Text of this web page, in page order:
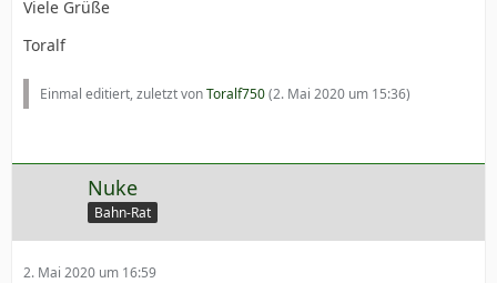
Viele Grüße
Toralf
Einmal editiert, zuletzt vonToralf750(2. Mai 2020 um 15:36)
Nuke
Bahn-Rat
2. Mai 2020 um 16:59